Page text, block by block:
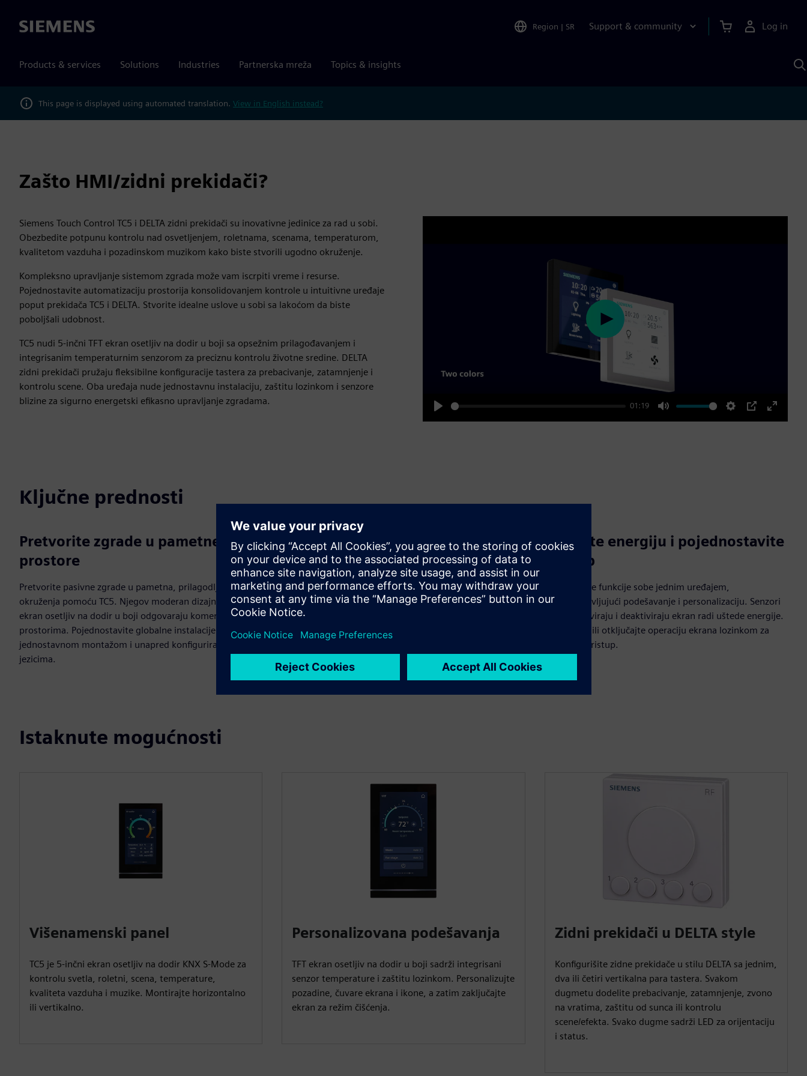
Siemens Region | SR Support & community Log in
Products & services Solutions Industries Partnerska mreža Topics & insights
This page is displayed using automated translation. View in English instead?
Zašto HMI/zidni prekidači?
Siemens Touch Control TC5 i DELTA zidni prekidači su inovativne jedinice za rad u sobi.
Obezbedite potpunu kontrolu nad osvetljenjem, roletnama, scenama, temperaturom,
kvalitetom vazduha i pozadinskom muzikom kako biste stvorili ugodno okruženje.
Kompleksno upravljanje sistemom zgrada može vam iscrpiti vreme i resurse.
Pojednostavite automatizaciju prostorija konsolidovanjem kontrole u intuitivne uređaje
poput prekidača TC5 i DELTA. Stvorite idealne uslove u sobi sa lakoćom da biste
poboljšali udobnost.
TC5 nudi 5-inčni TFT ekran osetljiv na dodir u boji sa opsežnim prilagođavanjem i
integrisanim temperaturnim senzorom za preciznu kontrolu životne sredine. DELTA
zidni prekidači pružaju fleksibilne konfiguracije tastera za prebacivanje, zatamnjenje i
kontrolu scene. Oba uređaja nude jednostavnu instalaciju, zaštitu lozinkom i senzore
blizine za sigurno energetski efikasno upravljanje zgradama.
Play
01:19
Mute Settings
PIP
Enter
Play
Ključne prednosti
Pretvorite zgrade u pametne
prostore
Pretvorite pasivne zgrade u pametna, prilagodljiva
okruženja pomoću TC5. Njegov moderan dizajn i 5-inčni
ekran osetljiv na dodir u boji odgovaraju komercijalnim
prostorima. Pojednostavite globalne instalacije
jednostavnom montažom i unapred konfiguriranim
jezicima.
Funkcije kontrolne sobe i klima
Kontrolišite osvetljenje i HVAC pomoću naših rešenja.
Napravite rasporede za prilagođavanje kvaliteta vazduha,
temperature i vlažnosti u sobi. Pogledajte podatke o
potrošnji i pratite čestice vazduha za zdravu unutrašnju
Uštedite energiju i pojednostavite
pristup
Podesite sve funkcije sobe jednim uređajem,
pojednostavljujući podešavanje i personalizaciju. Senzori
blizine aktiviraju i deaktiviraju ekran radi uštede energije.
Zaključajte ili otključajte operaciju ekrana lozinkom za
ovlašćeni pristup.
Istaknute mogućnosti
Višenamenski panel
TC5 je 5-inčni ekran osetljiv na dodir KNX S-Mode za
kontrolu svetla, roletni, scena, temperature,
kvaliteta vazduha i muzike. Montirajte horizontalno
ili vertikalno.
Personalizovana podešavanja
TFT ekran osetljiv na dodir u boji sadrži integrisani
senzor temperature i zaštitu lozinkom. Personalizujte
pozadine, čuvare ekrana i ikone, a zatim zaključajte
ekran za režim čišćenja.
Zidni prekidači u DELTA style
Konfigurišite zidne prekidače u stilu DELTA sa jednim,
dva ili četiri vertikalna para tastera. Svakom
dugmetu dodelite prebacivanje, zatamnjenje, zvono
na vratima, zaštitu od sunca ili kontrolu
scene/efekta. Svako dugme sadrži LED za orijentaciju
i status.